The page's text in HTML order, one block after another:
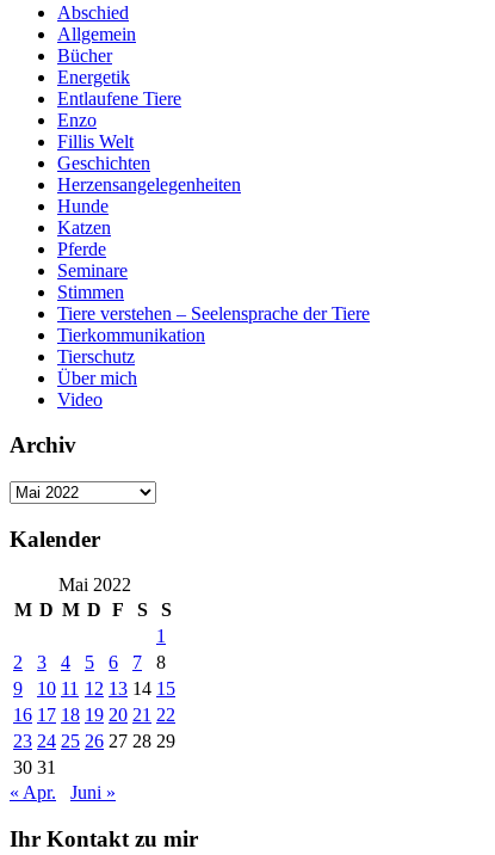
Abschied
Allgemein
Bücher
Energetik
Entlaufene Tiere
Enzo
Fillis Welt
Geschichten
Herzensangelegenheiten
Hunde
Katzen
Pferde
Seminare
Stimmen
Tiere verstehen – Seelensprache der Tiere
Tierkommunikation
Tierschutz
Über mich
Video
Archiv
Archiv
Kalender
Mai 2022
M D M D F S
S
1
2
3 4 5 6 7
8
9
10 11 12 13 14 15
16 17 18 19 20 21 22
23 24 25 26 27 28 29
30 31
« Apr.
Juni »
Ihr Kontakt zu mir